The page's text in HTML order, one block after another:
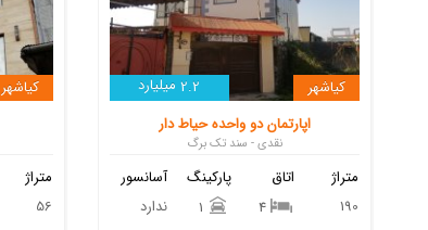
کیاشهر
متراژ
56
2.2میلیارد
کیاشهر
اپارتمان دو واحده حیاط دار
نقدی - سند تک برگ
آسانسور
ندارد
پارکینگ
اتاق
4
متراژ
190